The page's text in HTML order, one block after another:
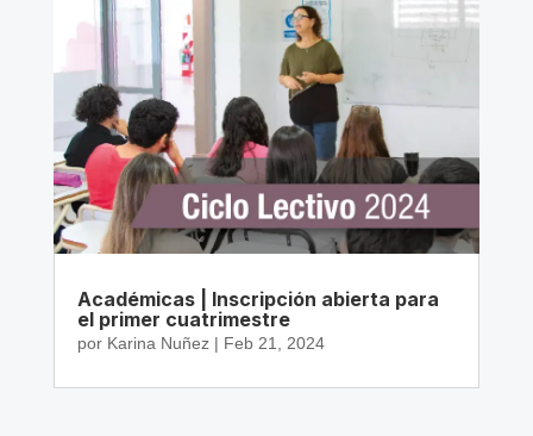
Académicas | Inscripción abierta para
el primer cuatrimestre
por Karina Nuñez| Feb 21, 2024